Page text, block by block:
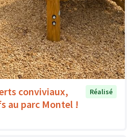
conviviaux,
au parc Montel !
Réalisé